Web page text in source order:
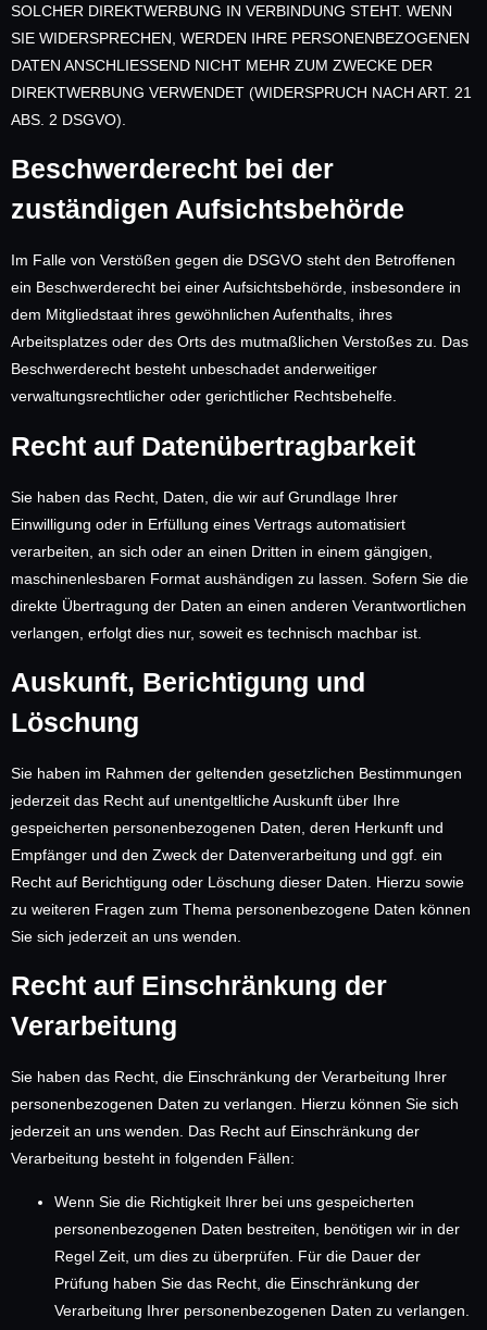
SOLCHER DIREKTWERBUNG IN VERBINDUNG STEHT. WENN
SIE WIDERSPRECHEN, WERDEN IHRE PERSONENBEZOGENEN
DATEN ANSCHLIESSEND NICHT MEHR ZUM ZWECKE DER
DIREKTWERBUNG VERWENDET (WIDERSPRUCH NACH ART. 21
ABS. 2 DSGVO).
Beschwerde­recht bei der
zuständigen Aufsichts­behörde
Im Falle von Verstößen gegen die DSGVO steht den Betroffenen
ein Beschwerderecht bei einer Aufsichtsbehörde, insbesondere in
dem Mitgliedstaat ihres gewöhnlichen Aufenthalts, ihres
Arbeitsplatzes oder des Orts des mutmaßlichen Verstoßes zu. Das
Beschwerderecht besteht unbeschadet anderweitiger
verwaltungsrechtlicher oder gerichtlicher Rechtsbehelfe.
Recht auf Daten­übertrag­barkeit
Sie haben das Recht, Daten, die wir auf Grundlage Ihrer
Einwilligung oder in Erfüllung eines Vertrags automatisiert
verarbeiten, an sich oder an einen Dritten in einem gängigen,
maschinenlesbaren Format aushändigen zu lassen. Sofern Sie die
direkte Übertragung der Daten an einen anderen Verantwortlichen
verlangen, erfolgt dies nur, soweit es technisch machbar ist.
Auskunft, Berichtigung und
Löschung
Sie haben im Rahmen der geltenden gesetzlichen Bestimmungen
jederzeit das Recht auf unentgeltliche Auskunft über Ihre
gespeicherten personenbezogenen Daten, deren Herkunft und
Empfänger und den Zweck der Datenverarbeitung und ggf. ein
Recht auf Berichtigung oder Löschung dieser Daten. Hierzu sowie
zu weiteren Fragen zum Thema personenbezogene Daten können
Sie sich jederzeit an uns wenden.
Recht auf Einschränkung der
Verarbeitung
Sie haben das Recht, die Einschränkung der Verarbeitung Ihrer
personenbezogenen Daten zu verlangen. Hierzu können Sie sich
jederzeit an uns wenden. Das Recht auf Einschränkung der
Verarbeitung besteht in folgenden Fällen:
Wenn Sie die Richtigkeit Ihrer bei uns gespeicherten
personenbezogenen Daten bestreiten, benötigen wir in der
Regel Zeit, um dies zu überprüfen. Für die Dauer der
Prüfung haben Sie das Recht, die Einschränkung der
Verarbeitung Ihrer personenbezogenen Daten zu verlangen.